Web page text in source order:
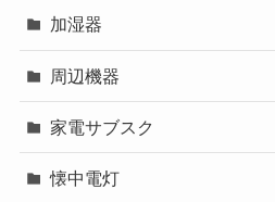
加湿器
周辺機器
家電サブスク
懐中電灯